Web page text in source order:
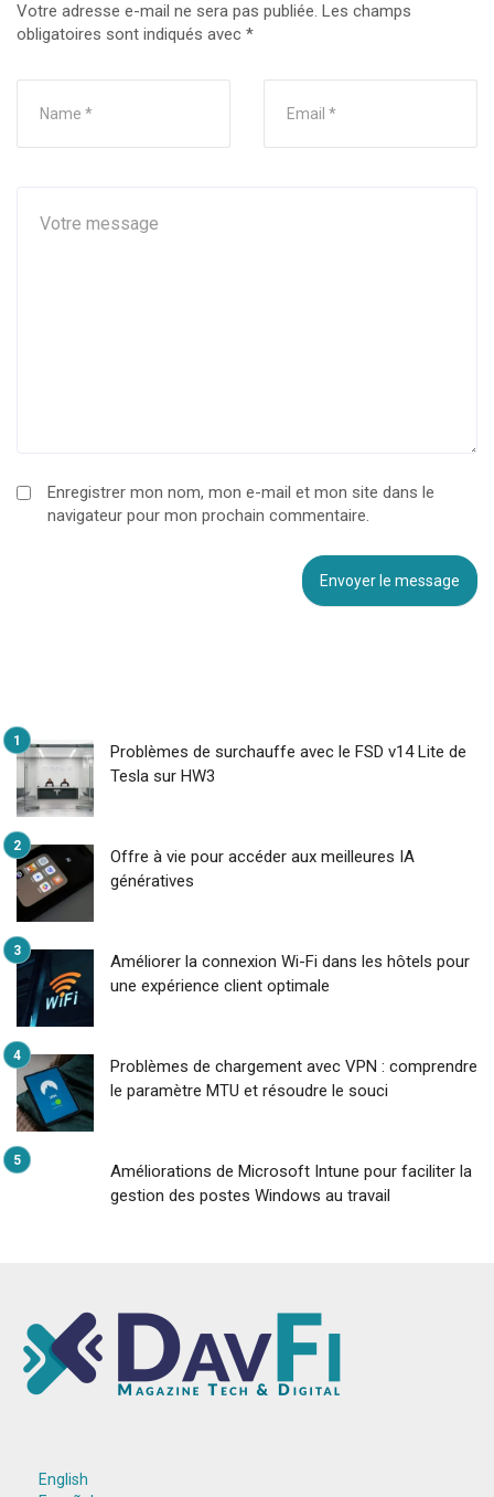
Votre adresse e-mail ne sera pas publiée. Les champs
obligatoires sont indiqués avec *
Enregistrer mon nom, mon e-mail et mon site dans le
navigateur pour mon prochain commentaire.
Problèmes de surchauffe avec le FSD v14 Lite de
Tesla sur HW3
Offre à vie pour accéder aux meilleures IA
génératives
Améliorer la connexion Wi-Fi dans les hôtels pour
une expérience client optimale
Problèmes de chargement avec VPN : comprendre
le paramètre MTU et résoudre le souci
Améliorations de Microsoft Intune pour faciliter la
gestion des postes Windows au travail
English